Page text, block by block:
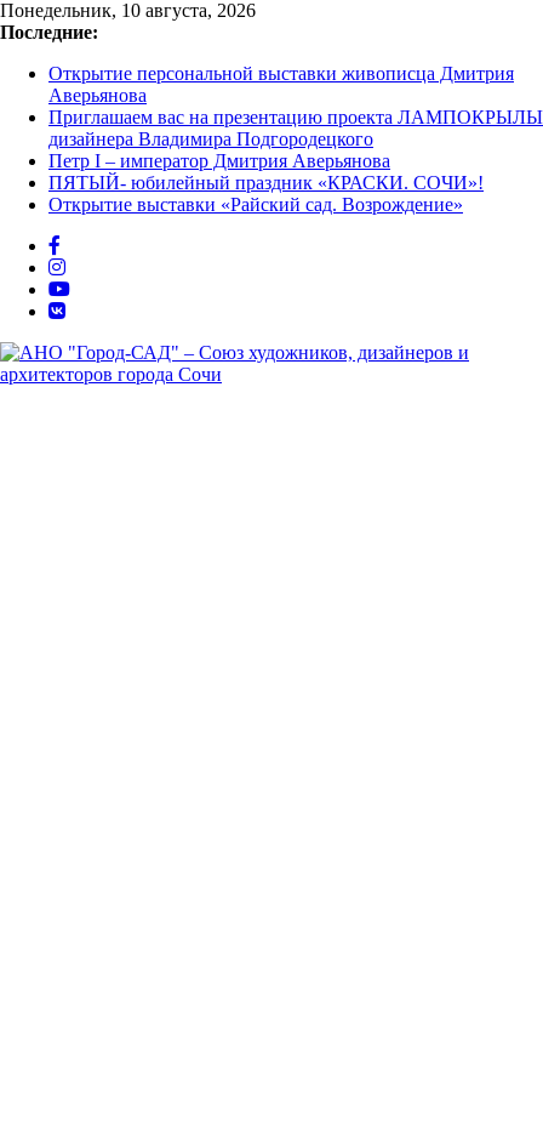
Перейти
к
Понедельник, 10 августа, 2026
Последние:
Открытие персональной выставки живописца Дмитрия
Аверьянова
Приглашаем вас на презентацию проекта ЛАМПОКРЫЛЫ
дизайнера Владимира Подгородецкого
Петр I – император Дмитрия Аверьянова
ПЯТЫЙ- юбилейный праздник «КРАСКИ. СОЧИ»!
Открытие выставки «Райский сад. Возрождение»